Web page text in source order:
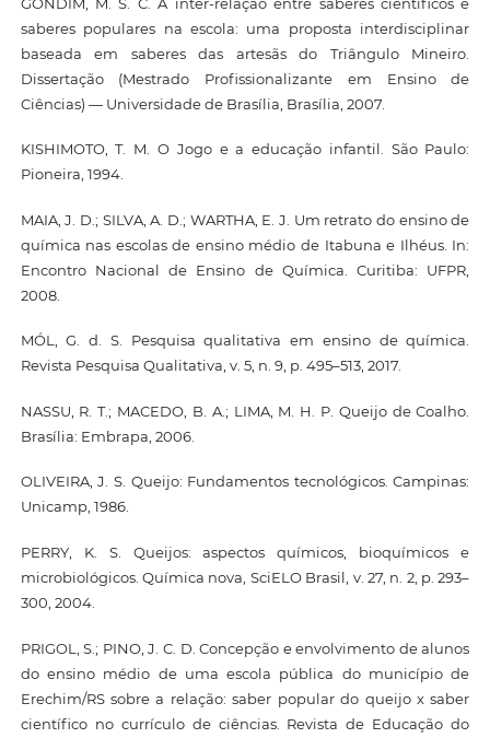
saberes populares na escola: uma proposta interdisciplinar
baseada em saberes das artesãs do Triângulo Mineiro.
Dissertação (Mestrado Profissionalizante em Ensino de
Ciências) — Universidade de Brasília, Brasília, 2007.
KISHIMOTO, T. M. O Jogo e a educação infantil. São Paulo:
Pioneira, 1994.
MAIA, J. D.; SILVA, A. D.; WARTHA, E. J. Um retrato do ensino de
química nas escolas de ensino médio de Itabuna e Ilhéus. In:
Encontro Nacional de Ensino de Química. Curitiba: UFPR,
2008.
MÓL, G. d. S. Pesquisa qualitativa em ensino de química.
Revista Pesquisa Qualitativa, v. 5, n. 9, p. 495–513, 2017.
NASSU, R. T.; MACEDO, B. A.; LIMA, M. H. P. Queijo de Coalho.
Brasília: Embrapa, 2006.
OLIVEIRA, J. S. Queijo: Fundamentos tecnológicos. Campinas:
Unicamp, 1986.
PERRY, K. S. Queijos: aspectos químicos, bioquímicos e
microbiológicos. Química nova, SciELO Brasil, v. 27, n. 2, p. 293–
300, 2004.
PRIGOL, S.; PINO, J. C. D. Concepção e envolvimento de alunos
do ensino médio de uma escola pública do município de
Erechim/RS sobre a relação: saber popular do queijo x saber
científico no currículo de ciências. Revista de Educação do